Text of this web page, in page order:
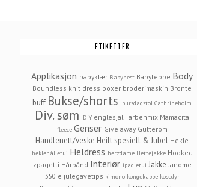
ETIKETTER
Applikasjon babyklær Babynest Babyteppe Body
Boundless knit dress boxer broderimaskin Bronte
buff Bukse/shorts bursdagstol Cathrineholm
Div. søm DIY englesjal Farbenmix Mamacita
fleece Genser Give away Gutterom
Handlenett/veske Heilt spesiell & Jubel Hekle
heklenål etui Heldress herzdame Hettejakke Hooked
zpagetti Hårbånd Interiør ipad etui Jakke Janome
350 e julegavetips kimono kongekappe kosedyr